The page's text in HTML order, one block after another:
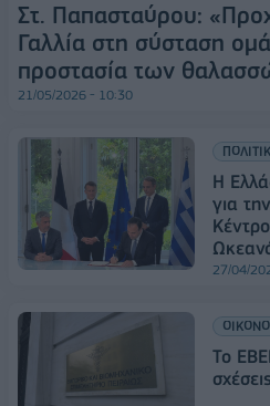
Στ. Παπασταύρου:
Γαλλία στη σύσταση
προστασία των
21/05/2026 - 10:30
Η
για
27/04/
Το